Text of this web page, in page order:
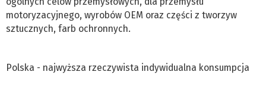
motoryzacyjnego, wyrobów OEM oraz części z tworzyw
sztucznych, farb ochronnych.
Polska - najwyższa rzeczywista indywidualna konsumpcja